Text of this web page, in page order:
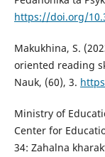
https://doi.org/
Makukhina, S.
oriented reading
Nauk, (60), 3.
Ministry of
Center for
34: Zahalna